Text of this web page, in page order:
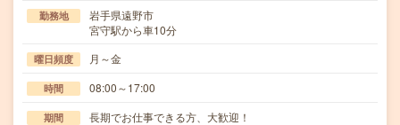
勤務地
岩手県遠野市
宮守駅から車10分
曜日頻度 月～金
時間 08:00～17:00
期間 長期でお仕事できる方、大歓迎！